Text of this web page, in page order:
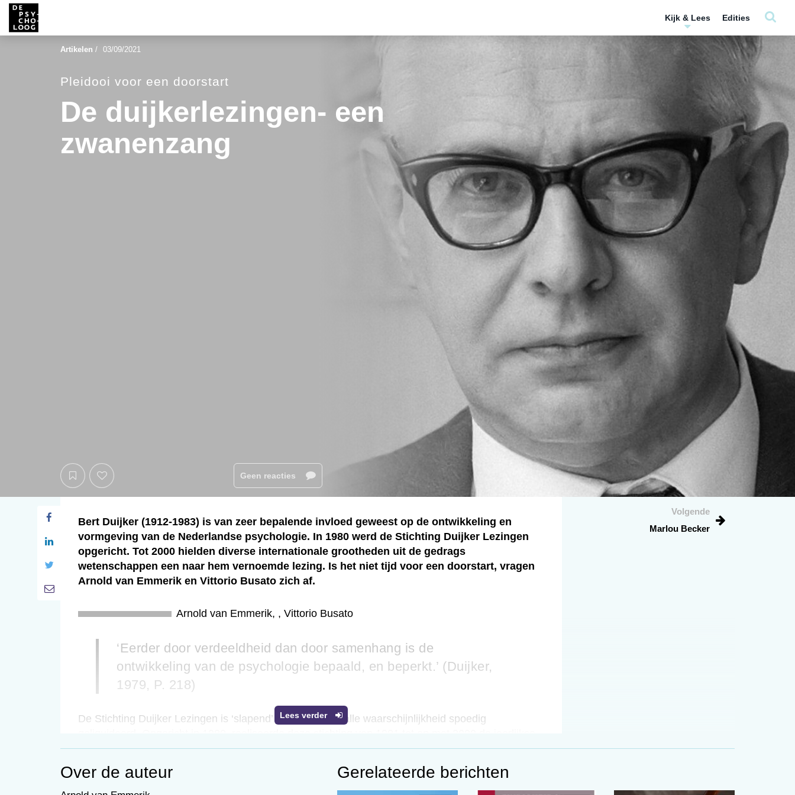
Kijk & Lees Edities
Artikelen / 03/09/2021
Pleidooi voor een doorstart
De duijkerlezingen- een
zwanenzang
Geen reacties
Lees verder
Bert Duijker (1912-1983) is van zeer bepalende invloed geweest op de ontwikkeling en
vormgeving van de Nederlandse psychologie. In 1980 werd de Stichting Duijker Lezingen
opgericht. Tot 2000 hielden diverse internationale grootheden uit de gedrags
wetenschappen een naar hem vernoemde lezing. Is het niet tijd voor een doorstart, vragen
Arnold van Emmerik en Vittorio Busato zich af.
Arnold van Emmerik, ,Vittorio Busato
‘Eerder door verdeeldheid dan door samenhang is de
ontwikkeling van de psychologie bepaald, en beperkt.’ (Duijker,
1979, P. 218)
De Stichting Duijker Lezingen is ‘slapend’ en wordt naar alle waarschijnlijkheid spoedig
‘Duijker-lezing’. Zij gaf daarmee invulling aan haar doelstelling, in de oprichtingsstatuten
en het door middel daarvan scheppen van een gunstig onderzoeks- en werkklimaat voor de
beoefenaren van deze wetenschappen.’
Volgende
Marlou Becker
Over de auteur Gerelateerde berichten